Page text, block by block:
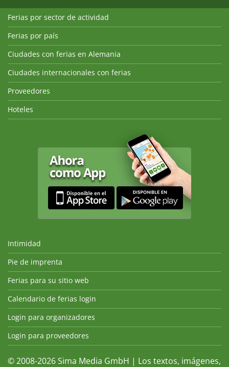
Ferias por sector de actividad
Ferias por país
Ciudades con ferias en Alemania
Ciudades internacionales con ferias
Proveedores
Hoteles
Intimidad
Pie de imprenta
Ferias para su sitio web
Calendario de ferias login
Login para organizadores
Login para proveedores
© 2008-2026 Sima Media GmbH | Los textos, imágenes,